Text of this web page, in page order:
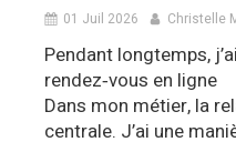
01 Juil 2026 Christelle
Pendant longtemps,
rendez‑vous en ligne
Dans mon métier, la
centrale. J’ai une